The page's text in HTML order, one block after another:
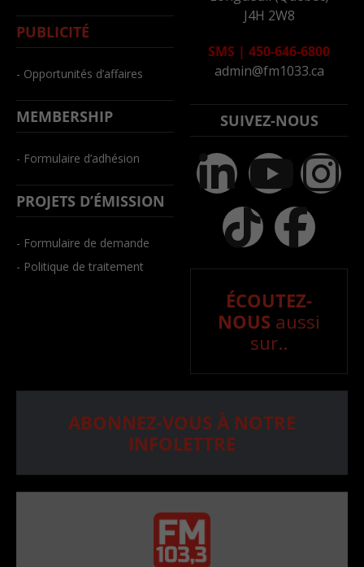
PUBLICITÉ
- Opportunités d’affaires
MEMBERSHIP
- Formulaire d’adhésion
PROJETS D’ÉMISSION
- Formulaire de demande
- Politique de traitement
J4H 2W8
SMS | 450-646-6800
admin@fm1033.ca
SUIVEZ-NOUS
ÉCOUTEZ-
NOUS aussi
sur..
ABONNEZ-VOUS À NOTRE
INFOLETTRE